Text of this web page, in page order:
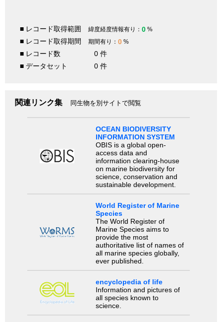
■ レコード取得範囲 緯度経度情報有り： 0 %
■ レコード取得期間 期間有り： 0 %
■ レコード数
0 件
■ データセット
0 件
関連リンク集 同生物を別サイトで閲覧
OCEAN BIODIVERSITY
INFORMATION SYSTEM
OBIS is a global open-
access data and
information clearing-house
on marine biodiversity for
science, conservation and
sustainable development.
World Register of Marine
Species
The World Register of
Marine Species aims to
provide the most
authoritative list of names of
all marine species globally,
ever published.
encyclopedia of life
Information and pictures of
all species known to
science.